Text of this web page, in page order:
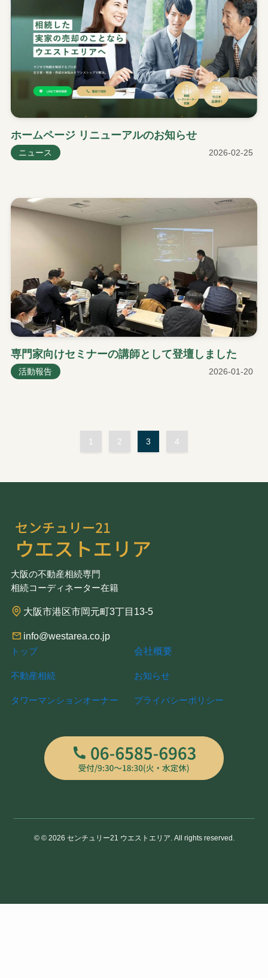
ホームページ リニューアルのお知らせ
2026-02-25
ニュース
専門家向けセミナーの講師として登壇しました
2026-01-20
活動報告
1 2 3 4
大阪の不動産相続専門
相続コーディネーター在籍
大阪市港区市岡元町3丁目13-5
info@westarea.co.jp
トップ
不動産相続
タワーマンションオーナー
会社概要
お知らせ
プライバシーポリシー
©© 2026 センチュリー21 ウエストエリア. All rights reserved.